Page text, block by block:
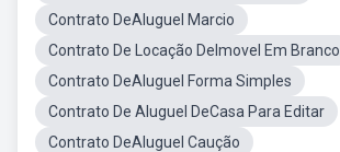
Contrato DeAluguel Marcio
Contrato De Locação DeImovel Em Branco
Contrato DeAluguel Forma Simples
Contrato De Aluguel DeCasa Para Editar
Contrato DeAluguel Caução